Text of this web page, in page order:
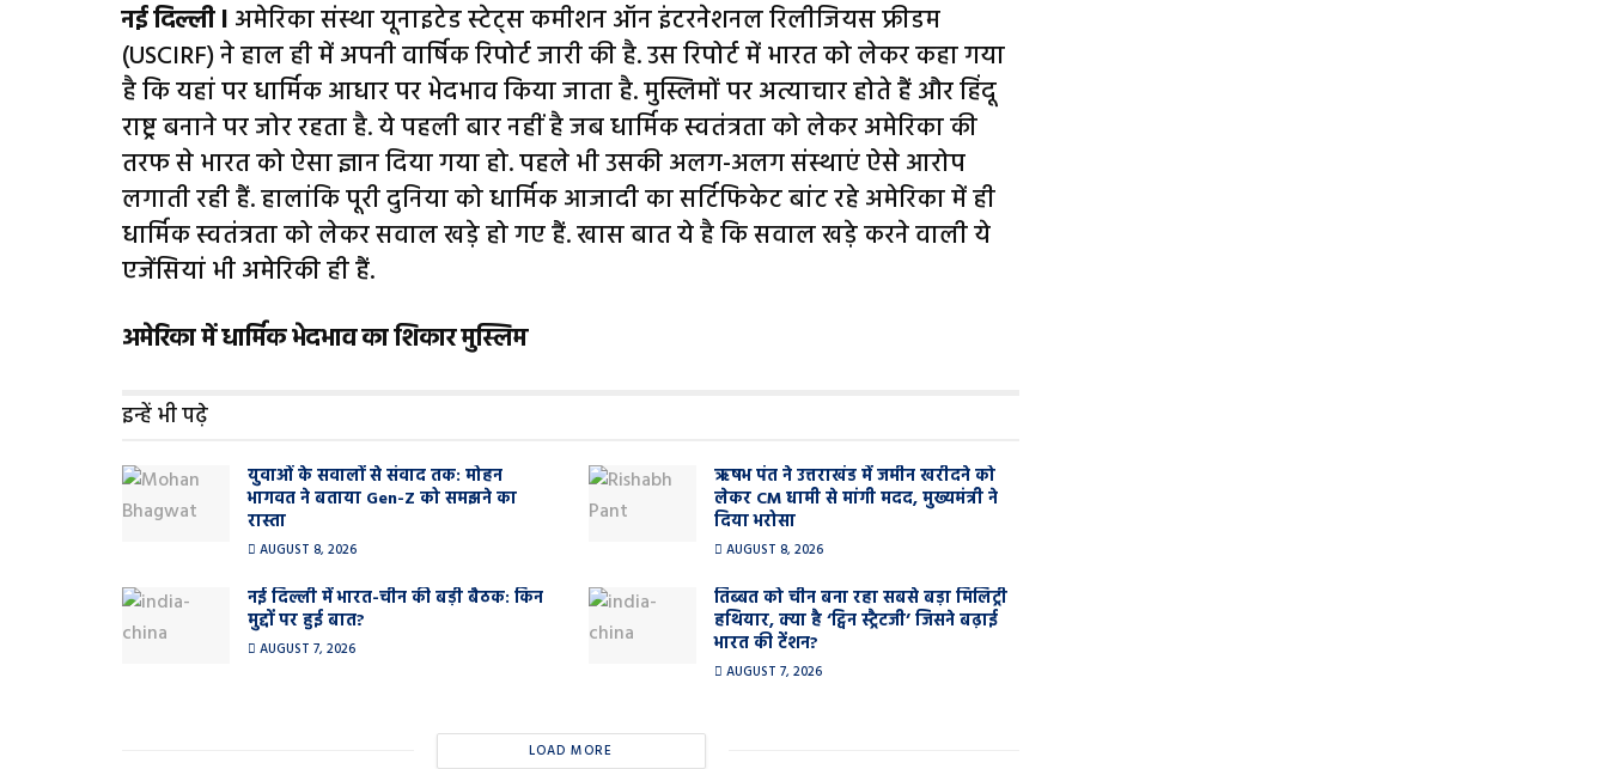
नई दिल्ली l अमेरिका संस्था यूनाइटेड स्टेट्स कमीशन ऑन इंटरनेशनल रिलीजियस फ्रीडम
(USCIRF) ने हाल ही में अपनी वार्षिक रिपोर्ट जारी की है. उस रिपोर्ट में भारत को लेकर कहा गया
है कि यहां पर धार्मिक आधार पर भेदभाव किया जाता है. मुस्लिमों पर अत्याचार होते हैं और हिंदू
राष्ट्र बनाने पर जोर रहता है. ये पहली बार नहीं है जब धार्मिक स्वतंत्रता को लेकर अमेरिका की
तरफ से भारत को ऐसा ज्ञान दिया गया हो. पहले भी उसकी अलग-अलग संस्थाएं ऐसे आरोप
लगाती रही हैं. हालांकि पूरी दुनिया को धार्मिक आजादी का सर्टिफिकेट बांट रहे अमेरिका में ही
धार्मिक स्वतंत्रता को लेकर सवाल खड़े हो गए हैं. खास बात ये है कि सवाल खड़े करने वाली ये
एजेंसियां भी अमेरिकी ही हैं.
अमेरिका में धार्मिक भेदभाव का शिकार मुस्लिम
इन्हें भी पढ़े
युवाओं के सवालों से संवाद तक: मोहन
भागवत ने बताया Gen-Z को समझने का
रास्ता
AUGUST 8, 2026
ऋषभ पंत ने उत्तराखंड में जमीन खरीदने को
लेकर CM धामी से मांगी मदद, मुख्यमंत्री ने
दिया भरोसा
AUGUST 8, 2026
नई दिल्ली में भारत-चीन की बड़ी बैठक: किन
मुद्दों पर हुई बात?
AUGUST 7, 2026
तिब्बत को चीन बना रहा सबसे बड़ा मिलिट्री
हथियार, क्या है ‘ट्विन स्ट्रैटजी’ जिसने बढ़ाई
भारत की टेंशन?
AUGUST 7, 2026
LOAD MORE